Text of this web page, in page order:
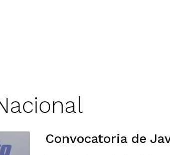
Convocatoria de